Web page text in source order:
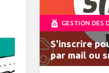
VENTE DE
GESTION DES
S'inscrire
par mail ou
MonTri,
dans la
Journal du
Horaires
septembre